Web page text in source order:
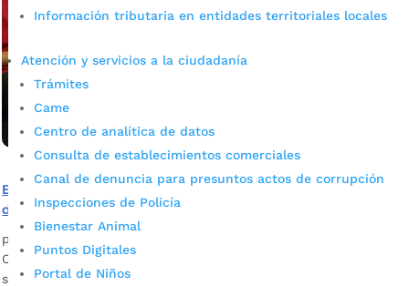
Información tributaria en entidades territoriales locales
Atención y servicios a la ciudadanía
Trámites
Came
Centro de analítica de datos
Consulta de establecimientos comerciales
Canal de denuncia para presuntos actos de corrupción
Inspecciones de Policía
Bienestar Animal
Puntos Digitales
Portal de Niños
El gobierno de Juan Carlos Cárdenas garantiza espacios
de unión familiar
por
Cerca de 5 mil personas participaron de Encanto Festival, el
show musical, totalmente gratuito, que se desarrolló en